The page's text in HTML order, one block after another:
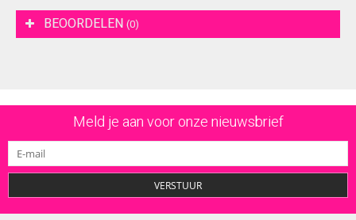
BEOORDELEN (0)
Meld je aan voor onze nieuwsbrief
VERSTUUR